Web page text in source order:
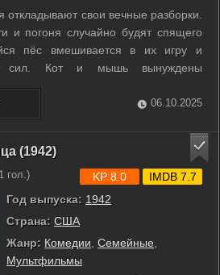
свои вечные разборки.
и погоня случайно будят спящего
пёс вмешивается в их игру и
сил. Кот и мышь вынуждены
угрозу вместо привычных
другом. Ситуация заставляет их
способы избежать ...
06.10.2025
(1942)
гол.)
Год выпуска: 1942
Страна: США
Жанр: Комедии, Семейные,
Мультфильмы
KP 8.0 IMDB 7.7